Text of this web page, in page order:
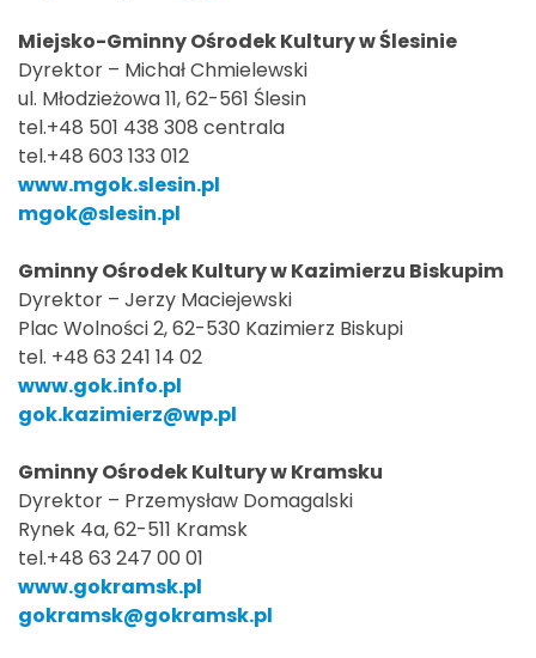
Miejsko-Gminny Ośrodek Kultury w Ślesinie
Dyrektor – Michał Chmielewski
ul. Młodzieżowa 11, 62-561 Ślesin
tel.+48 501 438 308 centrala
tel.+48 603 133 012
www.mgok.slesin.pl
mgok@slesin.pl
Gminny Ośrodek Kultury w Kazimierzu Biskupim
Dyrektor – Jerzy Maciejewski
Plac Wolności 2, 62-530 Kazimierz Biskupi
tel. +48 63 241 14 02
www.gok.info.pl
gok.kazimierz@wp.pl
Gminny Ośrodek Kultury w Kramsku
Dyrektor – Przemysław Domagalski
Rynek 4a, 62-511 Kramsk
tel.+48 63 247 00 01
www.gokramsk.pl
gokramsk@gokramsk.pl